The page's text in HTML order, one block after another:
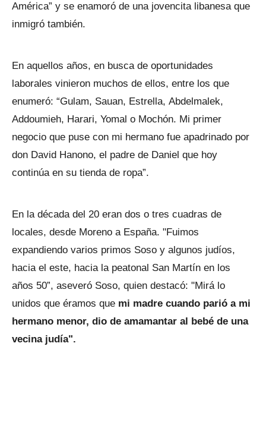
América” y se enamoró de una jovencita libanesa que
inmigró también.
En aquellos años, en busca de oportunidades
laborales vinieron muchos de ellos, entre los que
enumeró: “Gulam, Sauan, Estrella, Abdelmalek,
Addoumieh, Harari, Yomal o Mochón. Mi primer
negocio que puse con mi hermano fue apadrinado por
don David Hanono, el padre de Daniel que hoy
continúa en su tienda de ropa”.
En la década del 20 eran dos o tres cuadras de
locales, desde Moreno a España. "Fuimos
expandiendo varios primos Soso y algunos judíos,
hacia el este, hacia la peatonal San Martín en los
años 50”, aseveró Soso, quien destacó: "Mirá lo
unidos que éramos que mi madre cuando parió a mi
hermano menor, dio de amamantar al bebé de una
vecina judía".